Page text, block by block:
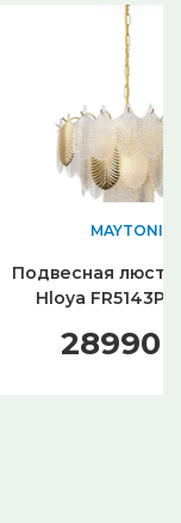
MAYTONI
Подвесная
Hloya
28990